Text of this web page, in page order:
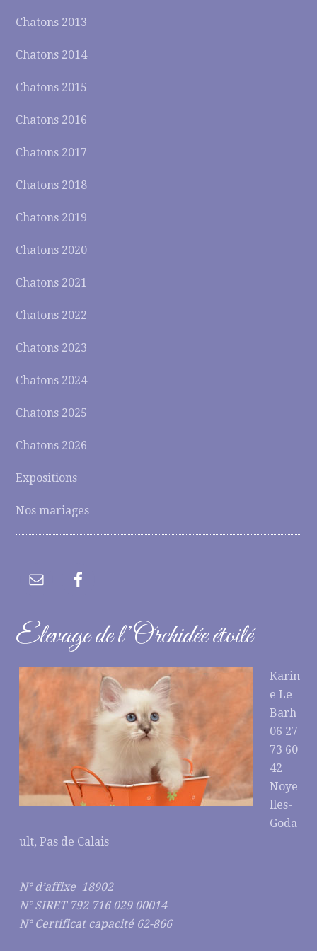
Chatons 2013
Chatons 2014
Chatons 2015
Chatons 2016
Chatons 2017
Chatons 2018
Chatons 2019
Chatons 2020
Chatons 2021
Chatons 2022
Chatons 2023
Chatons 2024
Chatons 2025
Chatons 2026
Expositions
Nos mariages
Elevage de l’Orchidée étoilé
Karin
e Le
Barh
06 27
73 60
42
Noye
lles-
Goda
ult, Pas de Calais
N° d’affixe 18902
N° SIRET 792 716 029 00014
N° Certificat capacité 62-866